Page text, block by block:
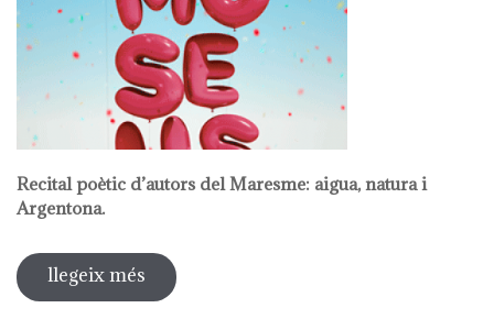
Recital poètic d’autors del Maresme: aigua, natura i
Argentona.
llegeix més sobre dia internacional dels museus.
recital poètic amb vermouth